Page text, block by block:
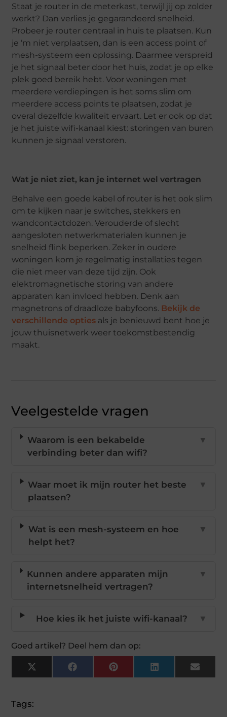
Staat je router in de meterkast, terwijl jij op zolder
werkt? Dan verlies je gegarandeerd snelheid.
Probeer je router centraal in huis te plaatsen. Kun
je ‘m niet verplaatsen, dan is een access point of
mesh-systeem een oplossing. Daarmee verspreid
je het signaal beter door het huis, zodat je op elke
plek goed bereik hebt. Voor woningen met
meerdere verdiepingen is het soms slim om
meerdere access points te plaatsen, zodat je
overal dezelfde kwaliteit ervaart. Let er ook op dat
je het juiste wifi-kanaal kiest: storingen van buren
kunnen je signaal verstoren.
Wat je niet ziet, kan je internet wel vertragen
Behalve een goede kabel of router is het ook slim
om te kijken naar je switches, stekkers en
wandcontactdozen. Verouderde of slecht
aangesloten netwerkmaterialen kunnen je
snelheid flink beperken. Zeker in oudere
woningen kom je regelmatig installaties tegen
die niet meer van deze tijd zijn. Ook
elektromagnetische storing van andere
apparaten kan invloed hebben. Denk aan
magnetrons of draadloze babyfoons. Bekijk de
verschillende opties als je benieuwd bent hoe je
jouw thuisnetwerk weer toekomstbestendig
maakt.
Veelgestelde vragen
Waarom is een bekabelde
verbinding beter dan wifi?
▼
Waar moet ik mijn router het beste
plaatsen?
▼
Wat is een mesh-systeem en hoe
helpt het?
▼
Kunnen andere apparaten mijn
internetsnelheid vertragen?
▼
Hoe kies ik het juiste wifi-kanaal? ▼
Goed artikel? Deel hem dan op:
X
(Twitter)
FacebookPinterestLinkedInEmail
Tags: